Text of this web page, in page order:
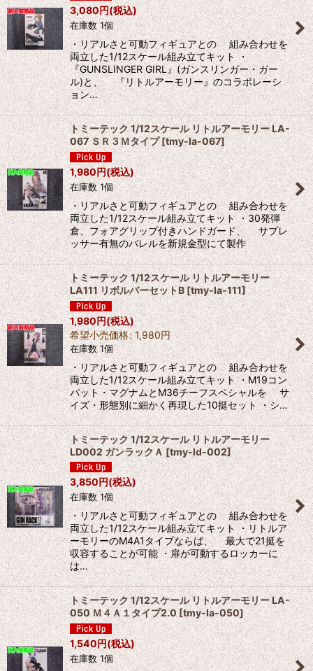
3,080円(税込)
在庫数 1個
・リアルさと可動フィギュアとの 組み合わせを
両立した1/12スケール組み立てキット ・
『GUNSLINGER GIRL』(ガンスリンガー・ガー
ル)と、 『リトルアーモリー』のコラボレーシ
ョン…
トミーテック 1/12スケール リトルアーモリー LA-
067 ＳＲ３Ｍタイプ [tmy-la-067]
1,980円(税込)
在庫数 1個
・リアルさと可動フィギュアとの 組み合わせを
両立した1/12スケール組み立てキット ・30発弾
倉、フォアグリップ付きハンドガード、 サプレ
ッサー有無のバレルを新規金型にて製作
トミーテック 1/12スケール リトルアーモリー
LA111 リボルバーセットB [tmy-la-111]
1,980円(税込)
希望小売価格: 1,980円
在庫数 1個
・リアルさと可動フィギュアとの 組み合わせを
両立した1/12スケール組み立てキット ・M19コン
バット・マグナムとM36チーフスペシャルを サ
イズ・形態別に細かく再現した10挺セット ・シ…
トミーテック 1/12スケール リトルアーモリー
LD002 ガンラックＡ [tmy-ld-002]
3,850円(税込)
在庫数 1個
・リアルさと可動フィギュアとの 組み合わせを
両立した1/12スケール組み立てキット ・リトルア
ーモリーのM4A1タイプならば、 最大で21挺を
収容することが可能 ・扉が可動するロッカーに
は…
トミーテック 1/12スケール リトルアーモリー LA-
050 Ｍ４Ａ１タイプ2.0 [tmy-la-050]
1,540円(税込)
在庫数 1個